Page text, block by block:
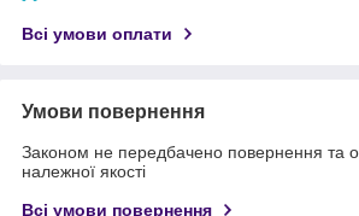
Всі умови оплати
Умови повернення
Законом не передбачено повернення та
належної якості
Всі умови повернення